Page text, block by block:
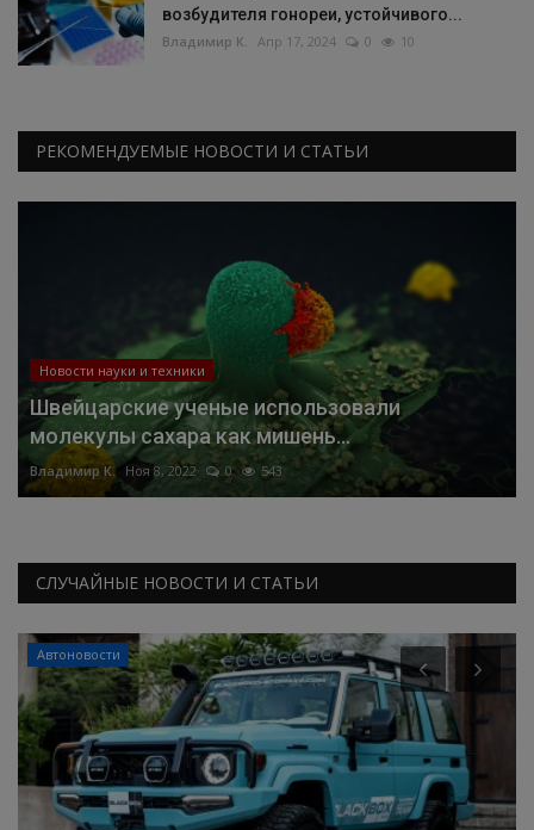
возбудителя гонореи, устойчивого...
Владимир К. Апр 17, 2024 0 10
РЕКОМЕНДУЕМЫЕ НОВОСТИ И СТАТЬИ
Новости науки и техники
Швейцарские ученые использовали
молекулы сахара как мишень...
Владимир К. Ноя 8, 2022 0 543
СЛУЧАЙНЫЕ НОВОСТИ И СТАТЬИ
Автоновости